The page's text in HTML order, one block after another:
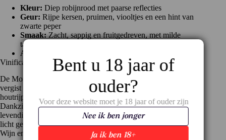
Kleur: Diep robijnrood met paarse reflecties
Geur: Rijpe kersen, pruimen, viooltjes en een hint van
zwarte peper
Smaak:Zacht, sappig en fruitgedreven, met milde
tannines en frisse zuren
Afdronk:
Vinificatie en stijl
De Montepulciano d’Abruzzo Poggio ai Santi wordt klassiek
vergist op roestvrijstaal om het fruitkarakter te behouden. Geen
houtrijping: alle aandacht gaat naar puur druif en terroir.
Dankzij de gecontroleerde temperatuur blijft het aroma fris en
levendig. Het alcoholpercentage ligt rond de 13%. Ideaal om
licht gekoeld te schenken (16–18°C), zeker op zomerse dagen.
Wijn en spijs
Bent u 18 jaar of
ouder?
Voor deze website moet je 18 jaar of ouder zijn
Ja ik ben 18+
Nee ik ben jonger